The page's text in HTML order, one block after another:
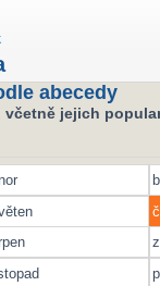
abecedy
včetně jejich